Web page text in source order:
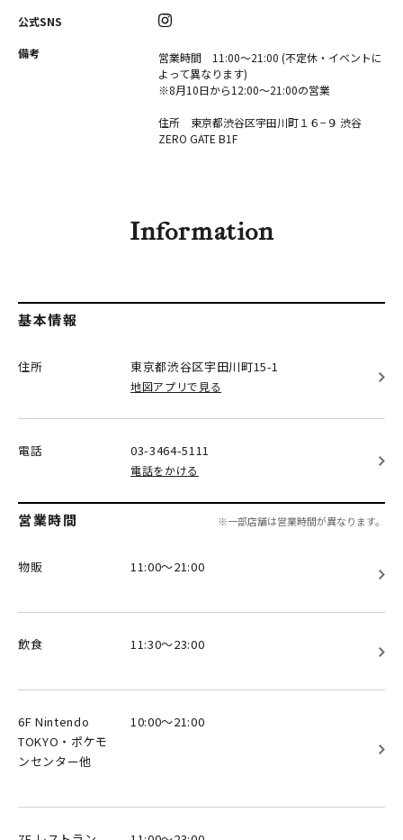
公式SNS
備考
営業時間 11:00〜21:00 (不定休・イベントに
よって異なります)
※8月10日から12:00～21:00の営業
住所 東京都渋谷区宇田川町１６−９ 渋谷
ZERO GATE B1F
Information
基本情報
住所 東京都渋谷区宇田川町15-1
地図アプリで見る
電話 03-3464-5111
電話をかける
営業時間 ※一部店舗は営業時間が異なります。
物販 11:00～21:00
飲食 11:30～23:00
6F Nintendo
TOKYO・ポケモ
ンセンター他
10:00～21:00